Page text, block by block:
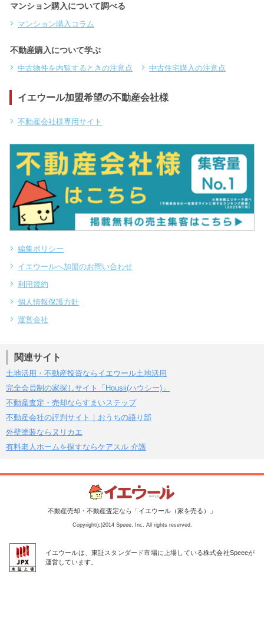
マンション購入について調べる
マンション購入コラム
不動産購入について学ぶ
中古物件を内覧するときの注意点 中古住宅購入の注意点
イエウール加盟希望の不動産会社様
不動産会社様専用サイト
編集ポリシー
イエウールへ加盟のお問い合わせ
利用規約
個人情報保護方針
運営会社
関連サイト
土地活用・不動産投資ならイエウール土地活用
完全会員制の家探しサイト「Housii(ハウシー)」
不動産査定・売却ならすまいステップ
不動産会社の評判サイト｜おうちの語り部
外壁塗装ならヌリカエ
有料老人ホームを探すならケアスル 介護
不動産売却・不動産査定なら「イエウール（家を売る）」
Copyright(c)2014 Speee, Inc. All rights reserved.
イエウールは、東証スタンダード市場に上場している株式会社Speeeが
運営しています。